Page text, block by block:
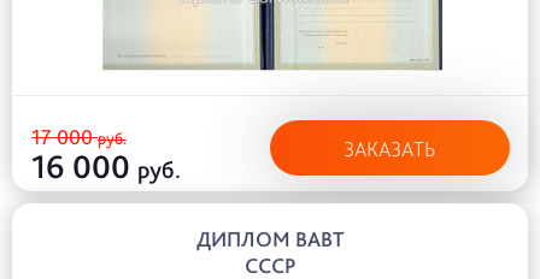
17 000руб.
16 000 руб.
ЗАКАЗАТЬ
ДИПЛОМ ВАВТ
СССР